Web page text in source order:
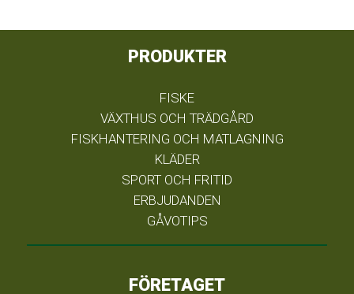
PRODUKTER
FISKE
VÄXTHUS OCH TRÄDGÅRD
FISKHANTERING OCH MATLAGNING
KLÄDER
SPORT OCH FRITID
ERBJUDANDEN
GÅVOTIPS
FÖRETAGET